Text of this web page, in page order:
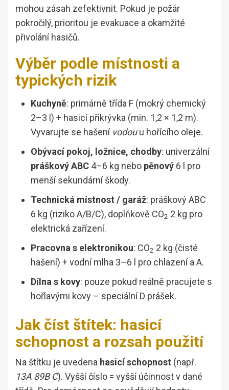
mohou zásah zefektivnit. Pokud je požár
pokročilý, prioritou je evakuace a okamžité
přivolání hasičů.
Výběr podle místnosti a
typických rizik
Kuchyně: primárně třída F (mokrý chemický
2–3 l) + hasicí přikrývka (min. 1,2 × 1,2 m).
Vyvarujte se hašení vodouu hořícího oleje.
Obývací pokoj, ložnice, chodby: univerzální
práškový ABC 4–6 kg nebo pěnový 6 l pro
menší sekundární škody.
Technická místnost / garáž: práškový ABC
6 kg (riziko A/B/C), doplňkově CO2 2 kg pro
elektrická zařízení.
Pracovna s elektronikou: CO2 2 kg (čisté
hašení) + vodní mlha 3–6 l pro chlazení a A.
Dílna s kovy: pouze pokud reálně pracujete s
hořlavými kovy – speciální D prášek.
Jak číst štítek: hasicí
schopnost a rozsah použití
Na štítku je uvedena hasicí schopnost (např.
13A 89B C). Vyšší číslo = vyšší účinnost v dané